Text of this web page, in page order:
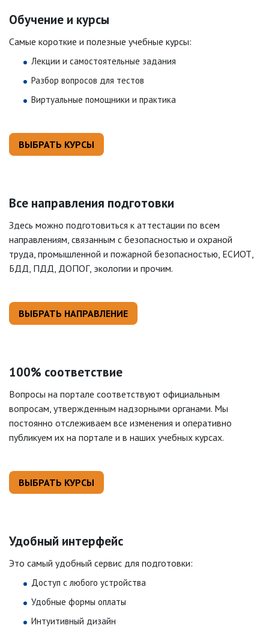
Обучение и курсы
Самые короткие и полезные учебные курсы:
Лекции и самостоятельные задания
Разбор вопросов для тестов
Виртуальные помощники и практика
ВЫБРАТЬ КУРСЫ
Все направления подготовки
Здесь можно подготовиться к аттестации по всем
направлениям, связанным с безопасностью и охраной
труда, промышленной и пожарной безопасностью, ЕСИОТ,
БДД, ПДД, ДОПОГ, экологии и прочим.
ВЫБРАТЬ НАПРАВЛЕНИЕ
100% соответствие
Вопросы на портале соответствуют официальным
вопросам, утвержденным надзорными органами. Мы
постоянно отслеживаем все изменения и оперативно
публикуем их на портале и в наших учебных курсах.
ВЫБРАТЬ КУРСЫ
Удобный интерфейс
Это самый удобный сервис для подготовки:
Доступ с любого устройства
Удобные формы оплаты
Интуитивный дизайн